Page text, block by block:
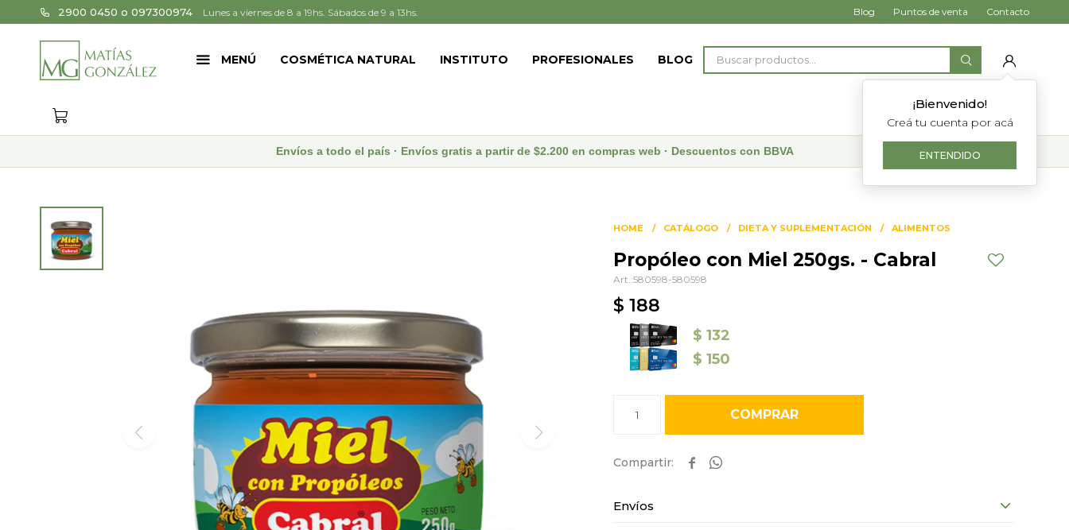
MENÚ COSMÉTICA NATURAL INSTITUTO PROFESIONALES BLOG
¡Bienvenido!
Creá tu cuenta por acá
ENTENDIDO
2900 0450 o 097300974 Lunes a viernes de 8 a 19hs. Sábados de 9 a 13hs. Blog Puntos de venta Contacto
Envíos a todo el país · Envíos gratis a partir de $2.200 en compras web · Descuentos con BBVA
HOME CATÁLOGO DIETA Y SUPLEMENTACIÓN ALIMENTOS
Propóleo con Miel 250gs. - Cabral
580598-580598
$ 188
$ 132
$ 150
1 COMPRAR
 
Envíos